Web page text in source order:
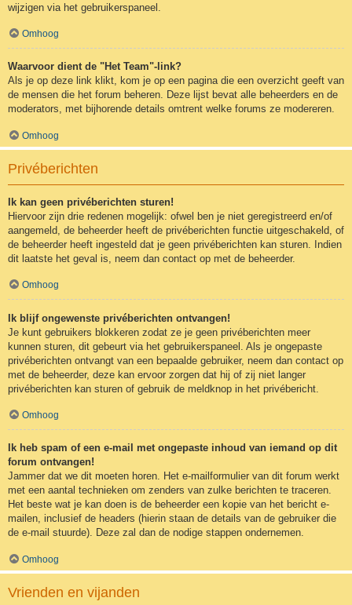
wijzigen via het gebruikerspaneel.
Omhoog
Waarvoor dient de "Het Team"-link?
Als je op deze link klikt, kom je op een pagina die een overzicht geeft van
de mensen die het forum beheren. Deze lijst bevat alle beheerders en de
moderators, met bijhorende details omtrent welke forums ze modereren.
Omhoog
Privéberichten
Ik kan geen privéberichten sturen!
Hiervoor zijn drie redenen mogelijk: ofwel ben je niet geregistreerd en/of
aangemeld, de beheerder heeft de privéberichten functie uitgeschakeld, of
de beheerder heeft ingesteld dat je geen privéberichten kan sturen. Indien
dit laatste het geval is, neem dan contact op met de beheerder.
Omhoog
Ik blijf ongewenste privéberichten ontvangen!
Je kunt gebruikers blokkeren zodat ze je geen privéberichten meer
kunnen sturen, dit gebeurt via het gebruikerspaneel. Als je ongepaste
privéberichten ontvangt van een bepaalde gebruiker, neem dan contact op
met de beheerder, deze kan ervoor zorgen dat hij of zij niet langer
privéberichten kan sturen of gebruik de meldknop in het privébericht.
Omhoog
Ik heb spam of een e-mail met ongepaste inhoud van iemand op dit
forum ontvangen!
Jammer dat we dit moeten horen. Het e-mailformulier van dit forum werkt
met een aantal technieken om zenders van zulke berichten te traceren.
Het beste wat je kan doen is de beheerder een kopie van het bericht e-
mailen, inclusief de headers (hierin staan de details van de gebruiker die
de e-mail stuurde). Deze zal dan de nodige stappen ondernemen.
Omhoog
Vrienden en vijanden